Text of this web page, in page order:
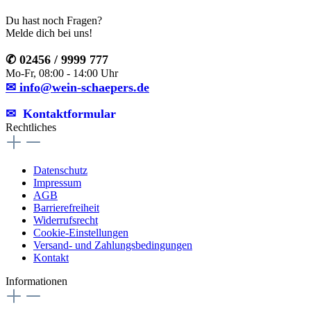
Du hast noch Fragen?
Melde dich bei uns!
✆ 02456 / 9999 777
Mo-Fr, 08:00 - 14:00 Uhr
✉ info@wein-schaepers.de
✉︎ Kontaktformular
Rechtliches
Datenschutz
Impressum
AGB
Barrierefreiheit
Widerrufsrecht
Cookie-Einstellungen
Versand- und Zahlungsbedingungen
Kontakt
Informationen